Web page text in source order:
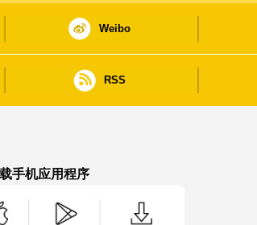
Weibo
RSS
手机应用程序